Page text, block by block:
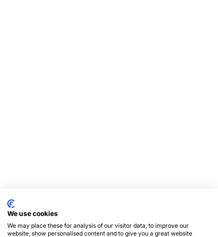
We use cookies
We may place these for analysis of our visitor data, to improve our
website, show personalised content and to give you a great website